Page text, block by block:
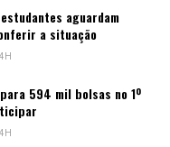
aguardam
a situação
594 mil bolsas no 1º